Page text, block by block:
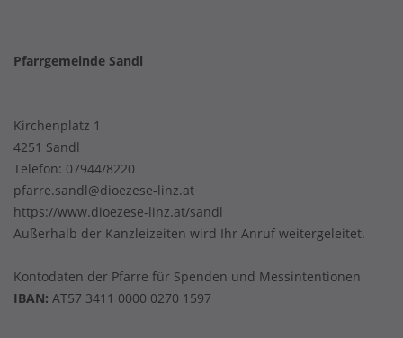
Pfarrgemeinde Sandl
Kirchenplatz 1
4251 Sandl
Telefon: 07944/8220
pfarre.sandl@dioezese-linz.at
https://www.dioezese-linz.at/sandl
Außerhalb der Kanzleizeiten wird Ihr Anruf weitergeleitet.
Kontodaten der Pfarre für Spenden und Messintentionen
IBAN: AT57 3411 0000 0270 1597